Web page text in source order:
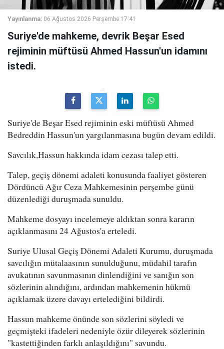
Yayınlanma: 06 Ağustos 2026 Perşembe 17:41
Suriye'de mahkeme, devrik Beşar Esed
rejiminin müftüsü Ahmed Hassun'un idamını
istedi.
Suriye'de Beşar Esed rejiminin eski müftüsü Ahmed
Bedreddin Hassun'un yargılanmasına bugün devam edildi.
Savcılık,Hassun hakkında idam cezası talep etti.
Talep, geçiş dönemi adaleti konusunda faaliyet gösteren
Dördüncü Ağır Ceza Mahkemesinin perşembe günü
düzenlediği duruşmada sunuldu.
Mahkeme dosyayı incelemeye aldıktan sonra kararın
açıklanmasını 24 Ağustos'a erteledi.
Suriye Ulusal Geçiş Dönemi Adaleti Kurumu, duruşmada
savcılığın mütalaasının sunulduğunu, müdahil tarafın
avukatının savunmasının dinlendiğini ve sanığın son
sözlerinin alındığını, ardından mahkemenin hükmü
açıklamak üzere davayı ertelediğini bildirdi.
Hassun mahkeme önünde son sözlerini söyledi ve
geçmişteki ifadeleri nedeniyle özür dileyerek sözlerinin
"kastettiğinden farklı anlaşıldığını" savundu.